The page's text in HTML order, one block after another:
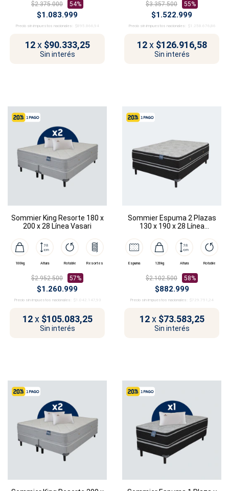
$2.375.000 54%
$1.083.999
Precio sin impuestos nacionales: $895.866,94
12 x $90.333,25
Sin interés
$3.357.500 55%
$1.522.999
Precio sin impuestos nacionales: $1.258.676,86
12 x $126.916,58
Sin interés
Sommier King Resorte 180 x
200 x 28 Línea Vasari
100kg Altura Rotable Resortes
$2.952.500 57%
$1.260.999
Precio sin impuestos nacionales: $1.042.147,93
12 x $105.083,25
Sin interés
Sommier Espuma 2 Plazas
130 x 190 x 28 Línea
Espuma 120kg Altura Rotable
$2.102.500 58%
$882.999
Precio sin impuestos nacionales: $729.751,24
12 x $73.583,25
Sin interés